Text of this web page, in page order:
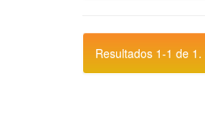
Resultados 1-1 de 1.